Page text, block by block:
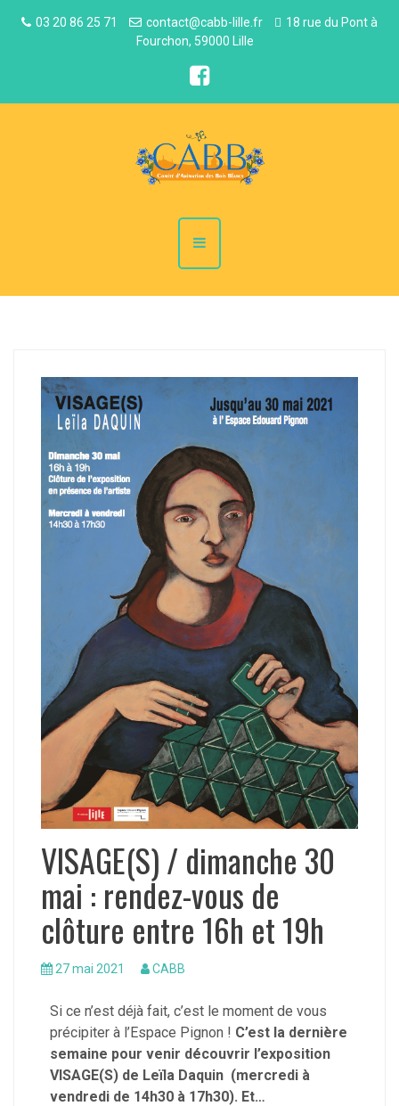
03 20 86 25 71 contact@cabb-lille.fr
18 rue du Pont à
Fourchon, 59000 Lille
VISAGE(S) / dimanche 30
mai : rendez-vous de
clôture entre 16h et 19h
27 mai 2021 CABB
Si ce n’est déjà fait, c’est le moment de vous
précipiter à l’Espace Pignon ! C’est la dernière
semaine pour venir découvrir l’exposition
VISAGE(S) de Leïla Daquin (mercredi à
vendredi de 14h30 à 17h30). Et…